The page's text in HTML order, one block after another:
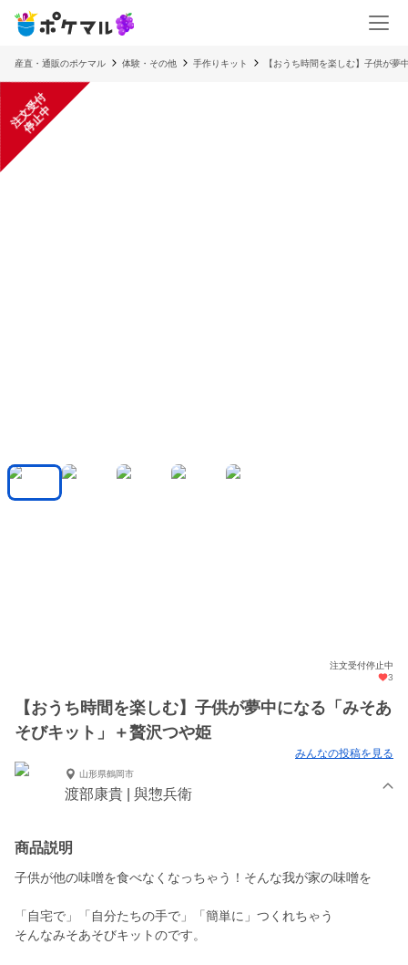
産直・通販のポケマル 体験・その他 手作りキット 【おうち時間を楽しむ】子供が
注
文
受
付
停
止
中
注文受付停止中
3
【おうち時間を楽しむ】子供が夢中になる「みそあ
そびキット」＋贅沢つや姫
みんなの投稿を見る
山形県鶴岡市
渡部康貴 | 與惣兵衛
商品説明
子供が他の味噌を食べなくなっちゃう！そんな我が家の味噌を
「自宅で」「自分たちの手で」「簡単に」つくれちゃう
そんなみそあそびキットのです。